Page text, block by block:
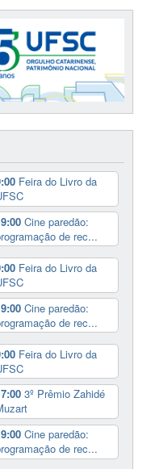
Feira do Livro da
Cine paredão:
de rec...
Feira do Livro da
Cine paredão:
de rec...
Feira do Livro da
3º Prêmio Zahidé
Cine paredão:
de rec...